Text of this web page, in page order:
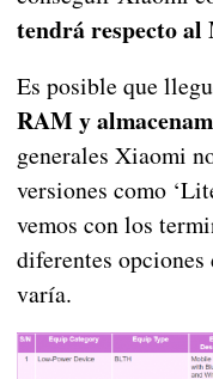
tendrá respecto al
Es posible que
RAM y
generales Xiaomi
versiones como
vemos con los
diferentes
varía.